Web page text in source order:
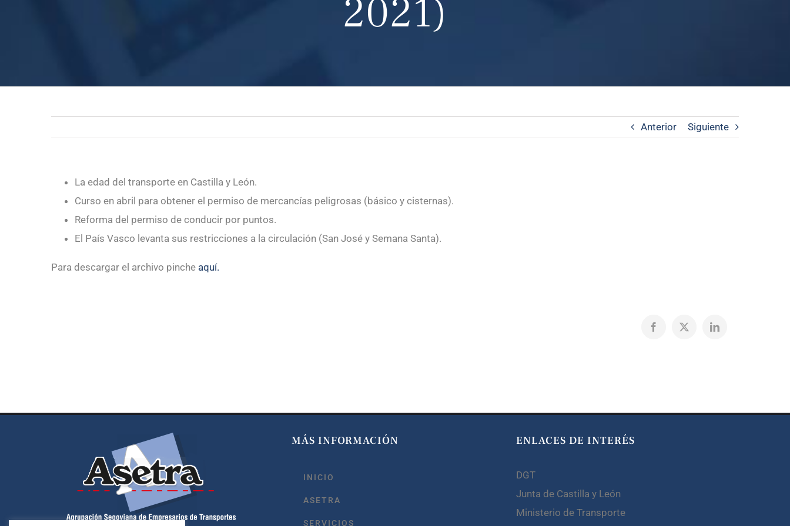
2021)
Anterior Siguiente
La edad del transporte en Castilla y León.
Curso en abril para obtener el permiso de mercancías peligrosas (básico y cisternas).
Reforma del permiso de conducir por puntos.
El País Vasco levanta sus restricciones a la circulación (San José y Semana Santa).
Para descargar el archivo pinche aquí.
Facebook
X LinkedIn
MÁS INFORMACIÓN
INICIO
ASETRA
SERVICIOS
ENLACES DE INTERÉS
DGT
Junta de Castilla y León
Ministerio de Transporte